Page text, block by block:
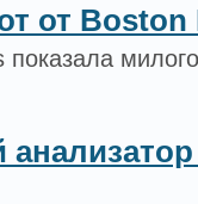
от Boston
показала